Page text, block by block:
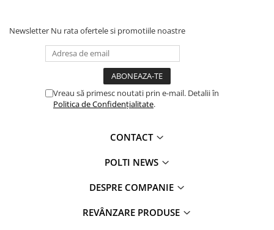
Newsletter Nu rata ofertele si promotiile noastre
Vreau să primesc noutati prin e-mail. Detalii în
Politica de Confidențialitate.
CONTACT
POLTI NEWS
DESPRE COMPANIE
REVÂNZARE PRODUSE